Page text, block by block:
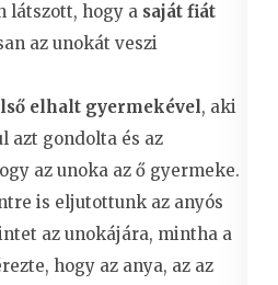
látszott, hogy a saját fiát
az unokát veszi
elhalt gyermekével, aki
azt gondolta és az
az unoka az ő gyermeke.
is eljutottunk az anyós
az unokájára, mintha a
hogy az anya, az az